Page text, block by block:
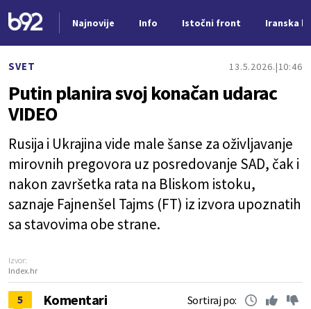
Najnovije Info Istočni front Iranska
SVET 13.5.2026. 10:46
Putin planira svoj konačan udarac
VIDEO
Rusija i Ukrajina vide male šanse za oživljavanje
mirovnih pregovora uz posredovanje SAD, čak i
nakon završetka rata na Bliskom istoku,
saznaje Fajnenšel Tajms (FT) iz izvora upoznatih
sa stavovima obe strane.
Izvor:
Index.hr
5 Komentari Sortiraj po: